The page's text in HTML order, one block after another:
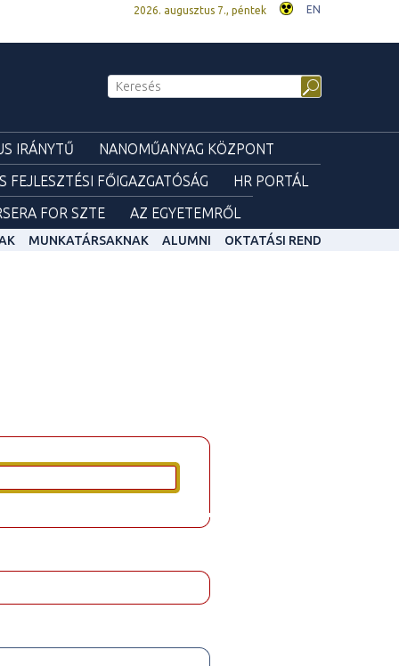
2026. augusztus 7., péntek EN
IRÁNYTŰ
NANOMŰANYAG KÖZPONT
FEJLESZTÉSI FŐIGAZGATÓSÁG
HR PORTÁL
FOR SZTE AZ EGYETEMRŐL
MUNKATÁRSAKNAK ALUMNI OKTATÁSI REND